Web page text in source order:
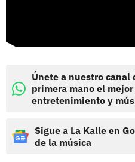
Únete a nuestro
primera mano el
entretenimiento y
Sigue a La Kalle en
de la música